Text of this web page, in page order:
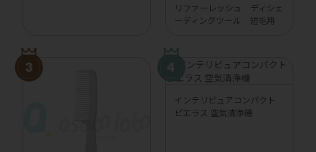
リファーレッシュ ディシェ
ーディングツール 短毛用
インテリピュアコンパクト
ピエラス 空気清浄機